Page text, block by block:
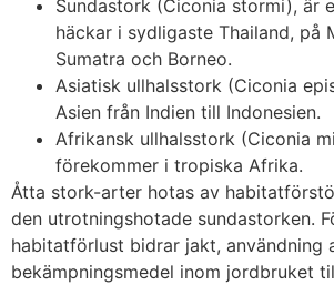
Sundastork (Ciconia stormi), är
häckar i sydligaste Thailand, på
Sumatra och Borneo.
Asiatisk ullhalsstork (Ciconia
Asien från Indien till Indonesien.
Afrikansk ullhalsstork (Ciconia
förekommer i tropiska Afrika.
Åtta stork-arter hotas av
den utrotningshotade sundastorken.
habitatförlust bidrar jakt, användning
bekämpningsmedel inom jordbruket